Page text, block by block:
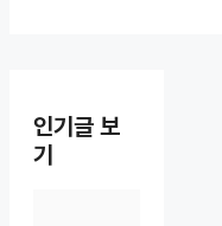
인기글 보
기